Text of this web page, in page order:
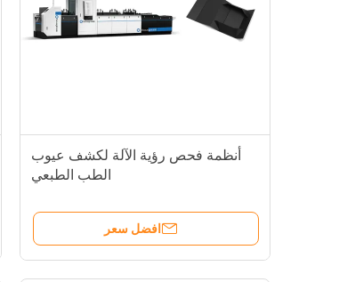
أنظمة فحص رؤية الآلة لكشف عيوب
الطب الطبعي
افضل سعر